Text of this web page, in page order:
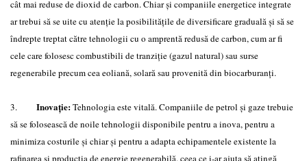
cât mai reduse de dioxid de carbon. Chiar şi companiile energetice integrate
ar trebui să se uite cu atenţie la posibilităţile de diversificare graduală şi să se
îndrepte treptat către tehnologii cu o amprentă redusă de carbon, cum ar fi
cele care folosesc combustibili de tranziţie (gazul natural) sau surse
regenerabile precum cea eoliană, solară sau provenită din biocarburanţi.
3. Inovaţie:Tehnologia este vitală. Companiile de petrol şi gaze trebuie
să se folosească de noile tehnologii disponibile pentru a inova, pentru a
minimiza costurile şi chiar şi pentru a adapta echipamentele existente la
rafinarea şi producţia de energie regenerabilă, ceea ce i-ar ajuta să atingă